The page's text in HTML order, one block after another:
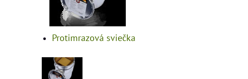
Protimrazová sviečka